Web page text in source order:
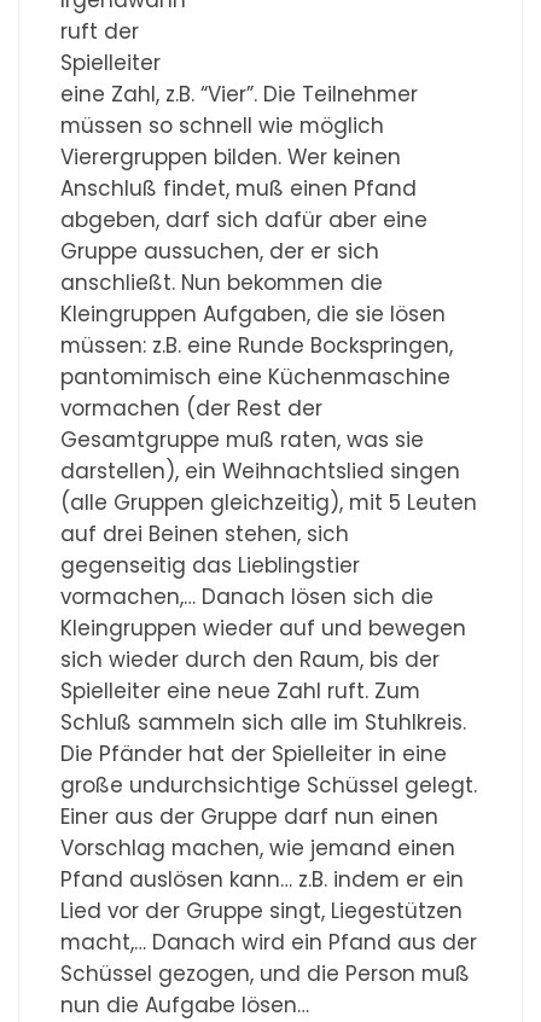
ruft der
Spielleiter
eine Zahl, z.B. “Vier”. Die Teilnehmer
müssen so schnell wie möglich
Vierergruppen bilden. Wer keinen
Anschluß findet, muß einen Pfand
abgeben, darf sich dafür aber eine
Gruppe aussuchen, der er sich
anschließt. Nun bekommen die
Kleingruppen Aufgaben, die sie lösen
müssen: z.B. eine Runde Bockspringen,
pantomimisch eine Küchenmaschine
vormachen (der Rest der
Gesamtgruppe muß raten, was sie
darstellen), ein Weihnachtslied singen
(alle Gruppen gleichzeitig), mit 5 Leuten
auf drei Beinen stehen, sich
gegenseitig das Lieblingstier
vormachen,… Danach lösen sich die
Kleingruppen wieder auf und bewegen
sich wieder durch den Raum, bis der
Spielleiter eine neue Zahl ruft. Zum
Schluß sammeln sich alle im Stuhlkreis.
Die Pfänder hat der Spielleiter in eine
große undurchsichtige Schüssel gelegt.
Einer aus der Gruppe darf nun einen
Vorschlag machen, wie jemand einen
Pfand auslösen kann… z.B. indem er ein
Lied vor der Gruppe singt, Liegestützen
macht,… Danach wird ein Pfand aus der
Schüssel gezogen, und die Person muß
nun die Aufgabe lösen…